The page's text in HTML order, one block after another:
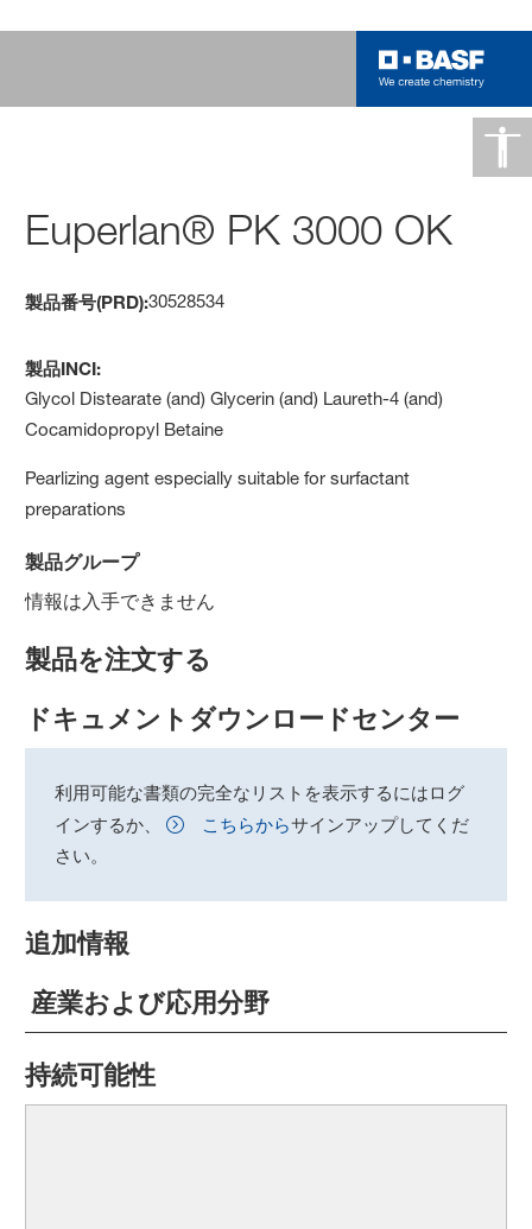
Euperlan® PK 3000 OK
製品番号(PRD):30528534
製品INCI:
Glycol Distearate (and) Glycerin (and) Laureth-4 (and)
Cocamidopropyl Betaine
Pearlizing agent especially suitable for surfactant
preparations
製品グループ
情報は入手できません
製品を注文する
ドキュメントダウンロードセンター
利用可能な書類の完全なリストを表示するにはログ
インするか、
こちらからサインアップしてくだ
さい。
追加情報
産業および応用分野
持続可能性